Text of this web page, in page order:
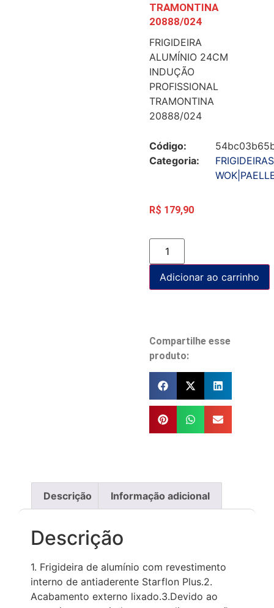
TRAMONTINA
20888/024
FRIGIDEIRA
ALUMÍNIO 24CM
INDUÇÃO
PROFISSIONAL
TRAMONTINA
20888/024
Código:
Categoria:
R$ 179,90
Adicionar ao carrinho
Compartilhe esse
produto:
Descrição Informação adicional
Descrição
1. Frigideira de alumínio com revestimento
interno de antiaderente Starflon Plus.2.
Acabamento externo lixado.3.Devido ao